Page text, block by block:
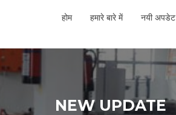
होम हमारे बारे में नयी अपडेट
NEW UPDATE